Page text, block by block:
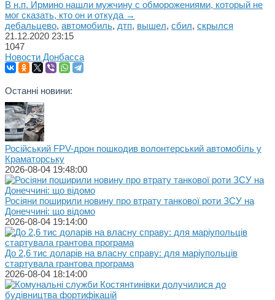
В н.п. Ирмино нашли мужчину с обморожениями, который не
мог сказать, кто он и откуда →
дебальцево, автомобиль, дтп, вышел, сбил, скрылся
21.12.2020 23:15
1047
Новости Донбасса
Останні новини:
Російський FPV-дрон пошкодив волонтерський автомобіль у
Краматорську
2026-08-04 19:48:00
Росіяни поширили новину про втрату танкової роти ЗСУ на
Донеччині: що відомо
2026-08-04 19:14:00
До 2,6 тис доларів на власну справу: для маріупольців
стартувала грантова програма
2026-08-04 18:14:00